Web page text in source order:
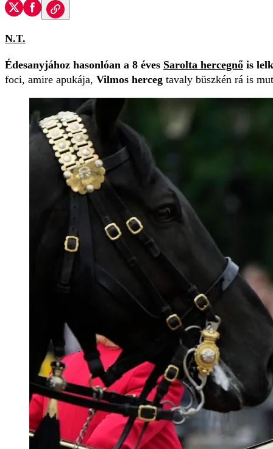
N.T.
Édesanyjához hasonlóan a 8 éves Sarolta hercegnő is
foci, amire apukája, Vilmos herceg tavaly büszkén rá is